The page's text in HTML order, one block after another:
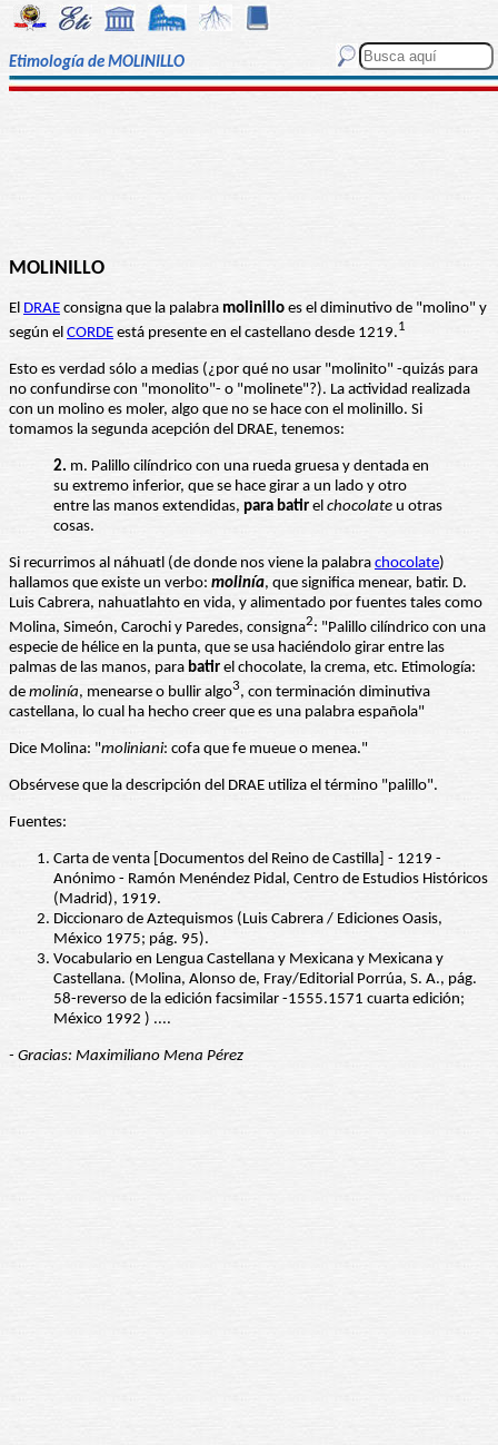
Etimología de MOLINILLO
MOLINILLO
El DRAE consigna que la palabra molinillo es el diminutivo de "molino" y
según el CORDE está presente en el castellano desde 1219.1
Esto es verdad sólo a medias (¿por qué no usar "molinito" -quizás para
no confundirse con "monolito"- o "molinete"?). La actividad realizada
con un molino es moler, algo que no se hace con el molinillo. Si
tomamos la segunda acepción del DRAE, tenemos:
2. m. Palillo cilíndrico con una rueda gruesa y dentada en
su extremo inferior, que se hace girar a un lado y otro
entre las manos extendidas, para batir el chocolate u otras
cosas.
Si recurrimos al náhuatl (de donde nos viene la palabra chocolate)
hallamos que existe un verbo: molinía, que significa menear, batir. D.
Luis Cabrera, nahuatlahto en vida, y alimentado por fuentes tales como
Molina, Simeón, Carochi y Paredes, consigna2: "Palillo cilíndrico con una
especie de hélice en la punta, que se usa haciéndolo girar entre las
palmas de las manos, para batir el chocolate, la crema, etc. Etimología:
de molinía, menearse o bullir algo3, con terminación diminutiva
castellana, lo cual ha hecho creer que es una palabra española"
Dice Molina: "moliniani: cofa que fe mueue o menea."
Obsérvese que la descripción del DRAE utiliza el término "palillo".
Fuentes:
Carta de venta [Documentos del Reino de Castilla] - 1219 -
Anónimo - Ramón Menéndez Pidal, Centro de Estudios Históricos
(Madrid), 1919.
Diccionaro de Aztequismos (Luis Cabrera / Ediciones Oasis,
México 1975; pág. 95).
Vocabulario en Lengua Castellana y Mexicana y Mexicana y
Castellana. (Molina, Alonso de, Fray/Editorial Porrúa, S. A., pág.
58-reverso de la edición facsimilar -1555.1571 cuarta edición;
México 1992 ) ....
- Gracias: Maximiliano Mena Pérez